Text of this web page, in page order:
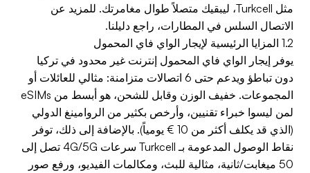
مثل Turkcell، ليبقيك متصلاً طوال مغامرتك. للمزيد عن
الاتصال السلس في المطارات، راجع دليلنا.
1.2 المزايا الرئيسية لإيجار الواي فاي المحمول
يوفر إيجار الواي فاي المحمول إنترنت غير محدود في تركيا
دون تباطؤ ويدعم حتى 6 اتصالات متزامنة: مثالي للعائلات أو
المجموعات. خفيف الوزن وقابل للشحن، هو أبسط من eSIMs
لمن ليسوا خبراء تقنيين، وأرخص بكثير من الروامينغ الدولي
(الذي قد يكلف أكثر من 10 € يومياً). بالإضافة إلى ذلك، توفر
نقاط الوصول المدعومة بـ Turkcell سرعات 4G/5G تصل إلى
50 ميغابت/ثانية، مثالية للبث، ومكالمات الفيديو، ورفع صور